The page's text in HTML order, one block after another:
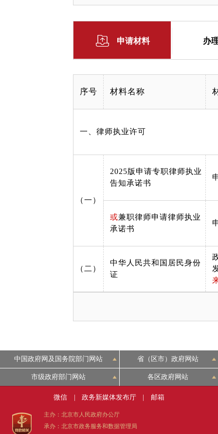
申请材料 办
序号 材料名称
一、律师执业许可
（一）
2025版申请专职律师执业
告知承诺书
或兼职律师申请律师执业
承诺书
（二）
中华人民共和国居民身份
证
中国政府网及国务院部门网站 省（区市）政府网站
市级政府部门网站 各区政府网站
微信 政务新媒体发布厅 邮箱
主办：北京市人民政府办公厅
承办：北京市政务服务和数据管理局